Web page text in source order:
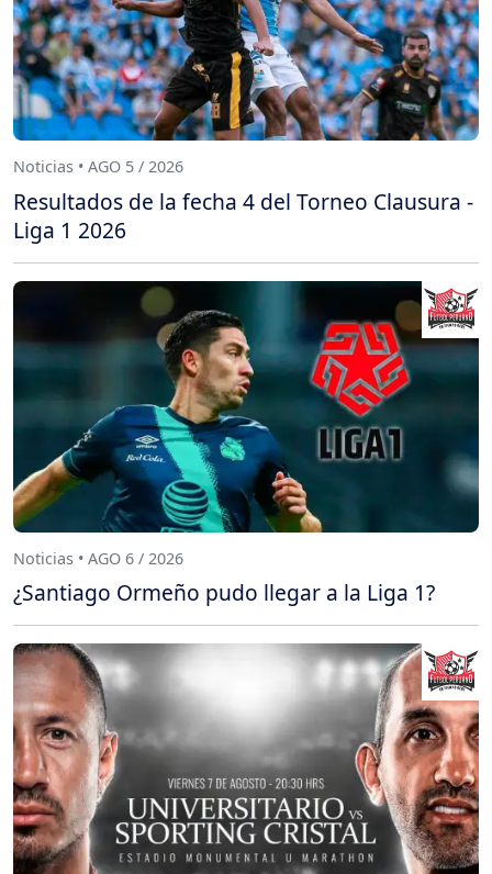
Noticias • AGO 5 / 2026
Resultados de la fecha 4 del Torneo Clausura -
Liga 1 2026
Noticias • AGO 6 / 2026
¿Santiago Ormeño pudo llegar a la Liga 1?